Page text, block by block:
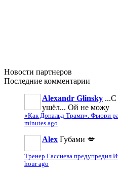
Новости партнеров
Последние комментарии
Alexandr Glinsky ...С
ушёл... Ой не можу
«Как Дональд Трамп». Фьюри
minutes ago
Аlеx Губами 💋
Тренер Гассиева предупредил
hour ago